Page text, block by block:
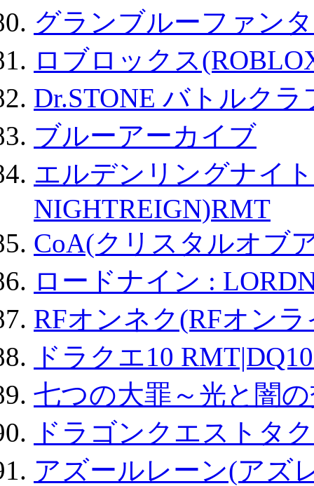
グランブルーファン
ロブロックス
Dr.STONE バトルク
ブルーアーカイブ
エルデンリングナイ
NIGHTREIGN)RMT
CoA(クリスタルオブ
ロードナイン :
RFオンネク(RFオン
ドラクエ10
七つの大罪～光と闇
ドラゴンクエストタ
アズールレーン(アズ